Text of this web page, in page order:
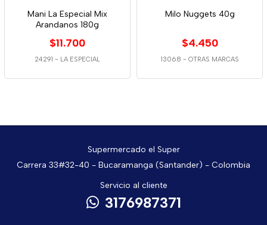
Mani La Especial Mix
Arandanos 180g
$11.700
24291 - LA ESPECIAL
Milo Nuggets 40g
$4.450
13068 - OTRAS MARCAS
Supermercado el Super
Carrera 33#32-40 - Bucaramanga (Santander) - Colombia
Servicio al cliente
3176987371